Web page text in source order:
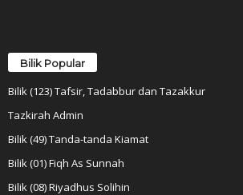
Bilik Popular
Bilik (123) Tafsir, Tadabbur dan Tazakkur
Tazkirah Admin
Bilik (49) Tanda-tanda Kiamat
Bilik (01) Fiqh As Sunnah
Bilik (08) Riyadhus Solihin